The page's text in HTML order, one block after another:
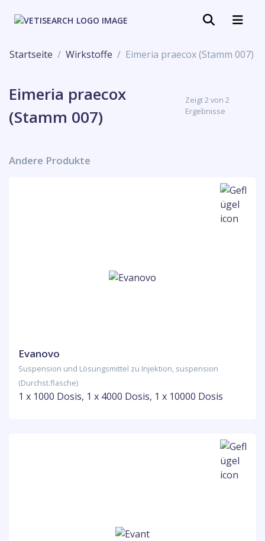
Startseite Wirkstoffe Eimeria praecox (Stamm 007)
Eimeria praecox
(Stamm 007)
Zeigt 2 von 2
Ergebnisse
Andere Produkte
Evanovo
Suspension und Lösungsmittel zu Injektion, suspension
(Durchst.flasche)
1 x 1000 Dosis, 1 x 4000 Dosis, 1 x 10000 Dosis